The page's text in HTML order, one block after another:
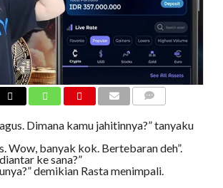
Dimana kamu jahitinnya?” tanyaku
Wow, banyak kok. Bertebaran deh”.
ke sana?”
demikian Rasta menimpali.